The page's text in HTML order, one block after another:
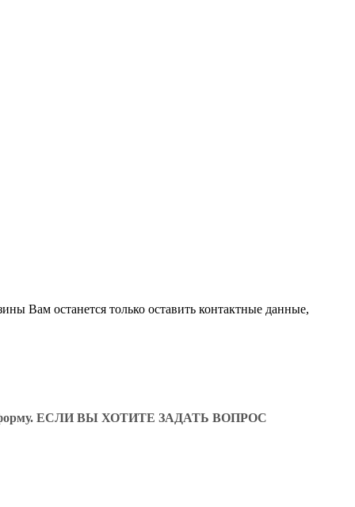
Вам останется только оставить контактные данные,
форму. ЕСЛИ ВЫ ХОТИТЕ ЗАДАТЬ ВОПРОС